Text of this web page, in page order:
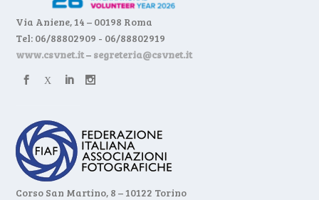
Via Aniene, 14 – 00198 Roma
Tel: 06/88802909 - 06/88802919
www.csvnet.it– segreteria@csvnet.it
Corso San Martino, 8 – 10122 Torino